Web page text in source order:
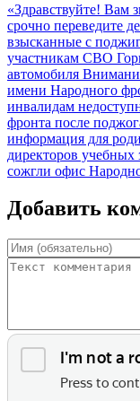
«Здравствуйте! Вам
срочно переведите
взысканные с
участникам СВО
автомобиля
имени Народного
инвалидам
фронта после
информация для
директоров учебных
сожгли офис
Добавить